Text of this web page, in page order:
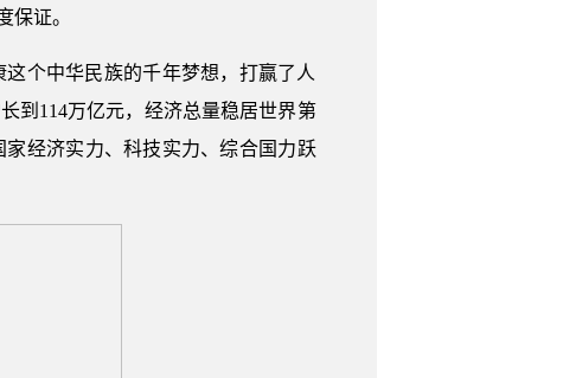
保证。
个中华民族的千年梦想，打赢了人
到114万亿元，经济总量稳居世界第
经济实力、科技实力、综合国力跃